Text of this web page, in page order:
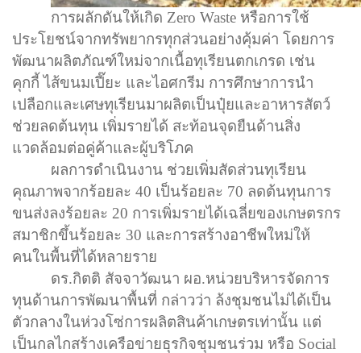
การผลักดันให้เกิด Zero Waste หรือการใช้
ประโยชน์จากทรัพยากรทุกส่วนอย่างคุ้มค่า โดยการ
พัฒนาผลิตภัณฑ์ใหม่จากเนื้อทุเรียนตกเกรด เช่น
คุกกี้ ไส้ขนมเปี๊ยะ และไอศกรีม การศึกษาการนำ
เปลือกและเศษทุเรียนมาผลิตเป็นปุ๋ยและอาหารสัตว์
ช่วยลดต้นทุน เพิ่มรายได้ สะท้อนจุดยืนด้านสิ่ง
แวดล้อมต่อคู่ค้าและผู้บริโภค
ผลการดำเนินงาน ช่วยเพิ่มสัดส่วนทุเรียน
คุณภาพจากร้อยละ 40 เป็นร้อยละ 70 ลดต้นทุนการ
ขนส่งลงร้อยละ 20 การเพิ่มรายได้เฉลี่ยของเกษตรกร
สมาชิกขึ้นร้อยละ 30 และการสร้างอาชีพใหม่ให้
คนในพื้นที่ได้หลายราย
ดร.กิตติ สัจจาวัฒนา ผอ.หน่วยบริหารจัดการ
ทุนด้านการพัฒนาพื้นที่ กล่าวว่า ล้งชุมชนไม่ได้เป็น
ตัวกลางในห่วงโซ่การผลิตสินค้าเกษตรเท่านั้น แต่
เป็นกลไกสร้างเครือข่ายธุรกิจชุมชนร่วม หรือ Social